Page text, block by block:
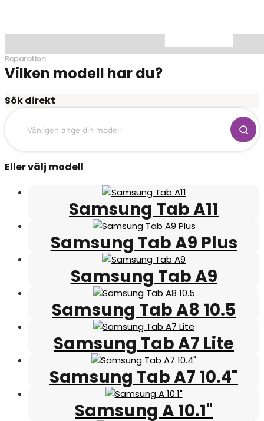
Reparation
Vilken modell har du?
Sök direkt
Eller välj modell
Samsung Tab A11
Samsung Tab A9 Plus
Samsung Tab A9
Samsung Tab A8 10.5
Samsung Tab A7 Lite
Samsung Tab A7 10.4"
Samsung A 10.1"